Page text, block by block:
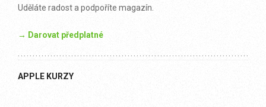
Uděláte radost a podpoříte magazín.
→ Darovat předplatné
APPLE KURZY